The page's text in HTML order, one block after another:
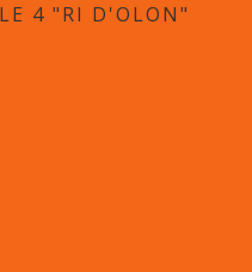
4 "RI D'OLON"